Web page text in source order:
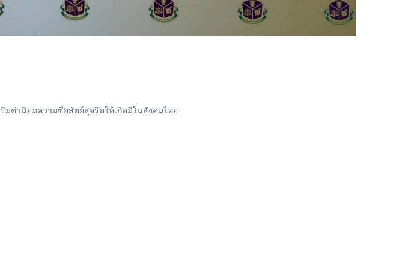
มค่านิยมความซื่อสัตย์สุจริตให้เกิดมีในสังคมไทย